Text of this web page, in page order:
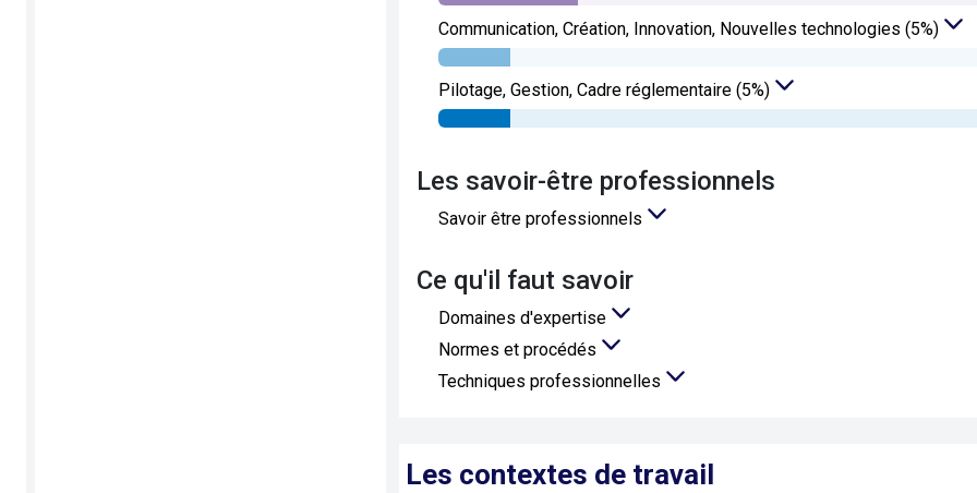
Communication, Création, Innovation, Nouvelles technologies (5%)
Pilotage, Gestion, Cadre réglementaire (5%)
Les savoir-être professionnels
Savoir être professionnels
Ce qu'il faut savoir
Domaines d'expertise
Normes et procédés
Techniques professionnelles
Les contextes de travail